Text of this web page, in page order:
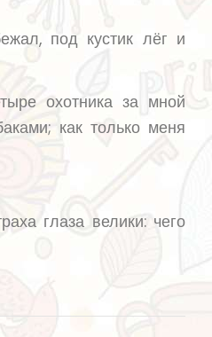
под кустик лёг и
охотника за мной
как только меня
глаза велики: чего